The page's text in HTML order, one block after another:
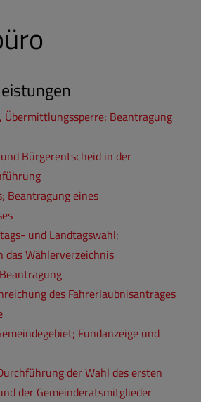
Übermittlungssperre; Beantragung
Bürgerentscheid in der
Beantragung eines
und Landtagswahl;
das Wählerverzeichnis
des Fahrerlaubnisantrages
Fundanzeige und
der Wahl des ersten
der Gemeinderatsmitglieder